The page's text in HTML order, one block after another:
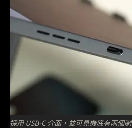
採用 USB-C 介面，並可見機底有兩個喇